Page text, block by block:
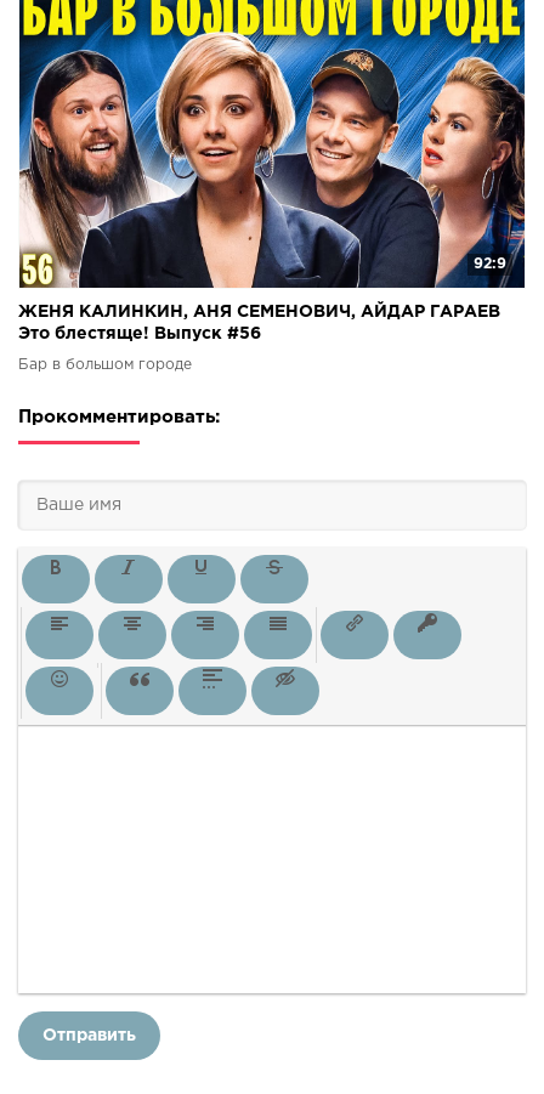
92:9
ЖЕНЯ КАЛИНКИН, АНЯ СЕМЕНОВИЧ, АЙДАР ГАРАЕВ
Это блестяще! Выпуск #56
Бар в большом городе
Прокомментировать:
Отправить